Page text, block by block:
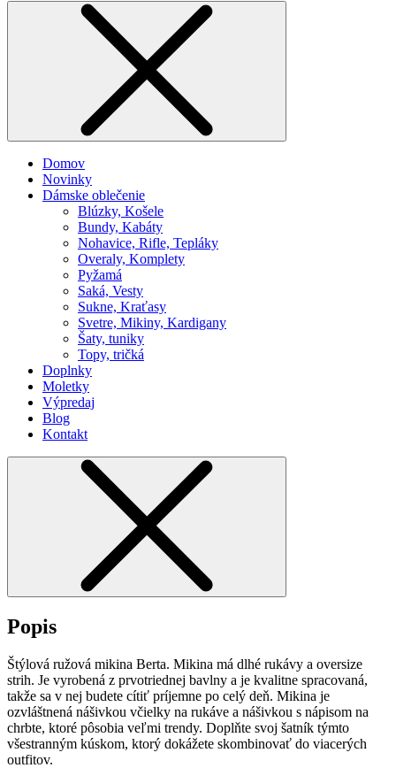
Domov
Novinky
Dámske oblečenie
Blúzky, Košele
Bundy, Kabáty
Nohavice, Rifle, Tepláky
Overaly, Komplety
Pyžamá
Saká, Vesty
Sukne, Kraťasy
Svetre, Mikiny, Kardigany
Šaty, tuniky
Topy, tričká
Doplnky
Moletky
Výpredaj
Blog
Kontakt
Popis
Štýlová ružová mikina Berta. Mikina má dlhé rukávy a oversize
strih. Je vyrobená z prvotriednej bavlny a je kvalitne spracovaná,
takže sa v nej budete cítiť príjemne po celý deň. Mikina je
ozvláštnená nášivkou včielky na rukáve a nášivkou s nápisom na
chrbte, ktoré pôsobia veľmi trendy. Doplňte svoj šatník týmto
všestranným kúskom, ktorý dokážete skombinovať do viacerých
outfitov.